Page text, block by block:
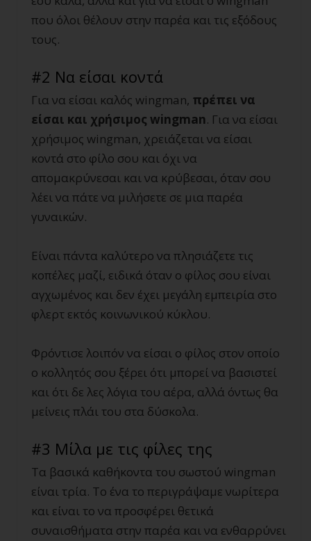
που όλοι θέλουν στην παρέα και τις εξόδους
τους.
#2 Να είσαι κοντά
Για να είσαι καλός wingman, πρέπει να
είσαι και χρήσιμος wingman. Για να είσαι
χρήσιμος wingman, χρειάζεται να είσαι
κοντά στο φίλο σου και όχι να
απομακρύνεσαι και να κρύβεσαι, όταν σου
λέει να πάτε να μιλήσετε σε μια παρέα
γυναικών.
Είναι πάντα καλύτερο να πλησιάζετε τις
κοπέλες μαζί, ειδικά όταν ο φίλος σου είναι
αγχωμένος και δεν έχει μεγάλη εμπειρία στο
φλερτ εκτός κοινωνικού κύκλου.
Φρόντισε λοιπόν να είσαι ο φίλος στον οποίο
ο κολλητός σου ξέρει ότι μπορεί να βασιστεί
και ότι δε λες λόγια του αέρα, αλλά όντως θα
μείνεις πλάι του στα δύσκολα.
#3 Μίλα με τις φίλες της
Τα βασικά καθήκοντα του σωστού wingman
είναι τρία. Το ένα το περιγράψαμε νωρίτερα
και είναι το να προσφέρει θετικά
συναισθήματα στην παρέα και να ενθαρρύνει